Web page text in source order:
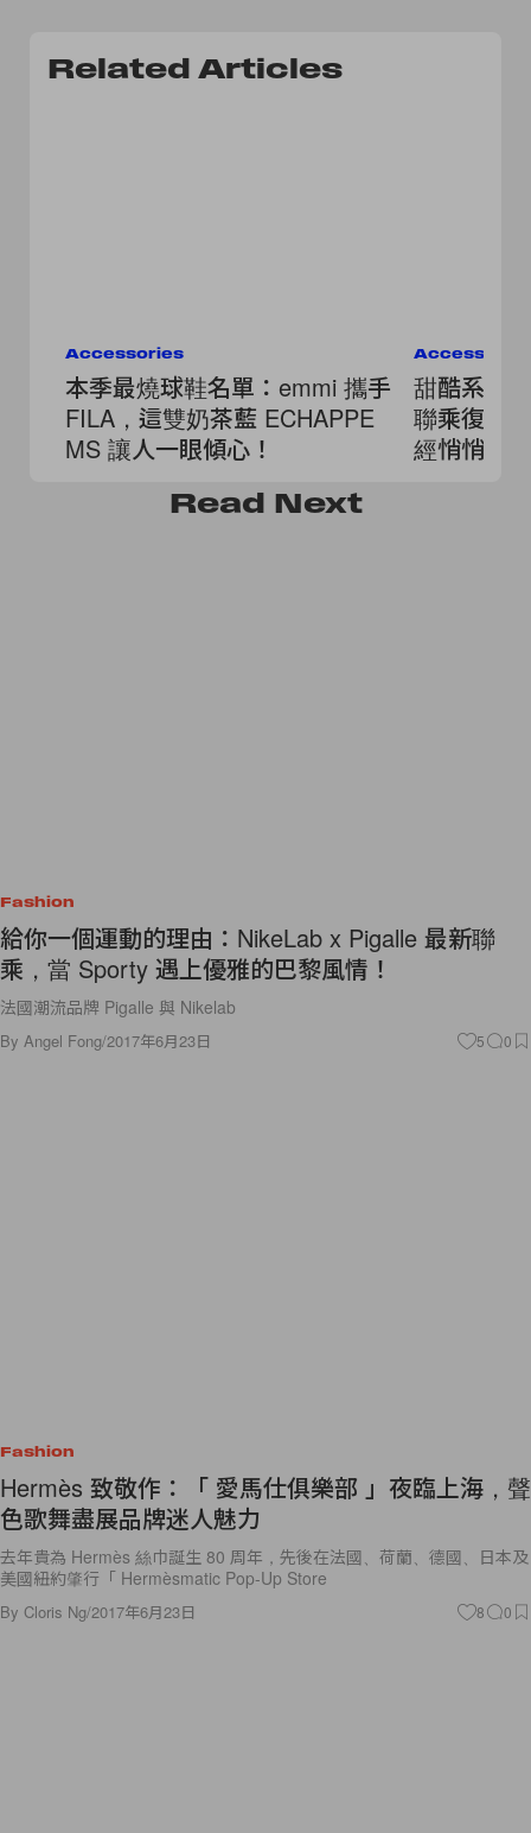
Related Articles
Accessories
本季最燒球鞋名單：emmi 攜手
FILA，這雙奶茶藍 ECHAPPE
MS 讓人一眼傾心！
甜酷系女
聯乘復古
經悄悄鎖
Read Next
Fashion
給你一個運動的理由：NikeLab x Pigalle 最新聯
乘，當 Sporty 遇上優雅的巴黎風情！
法國潮流品牌 Pigalle 與 Nikelab
By Angel Fong/2017年6月23日 5 0
Fashion
Hermès 致敬作：「 愛馬仕俱樂部 」夜臨上海，聲
色歌舞盡展品牌迷人魅力
去年貴為 Hermès 絲巾誕生 80 周年，先後在法國、荷蘭、德國、日本及
美國紐約肇行「 Hermèsmatic Pop-Up Store
By Cloris Ng/2017年6月23日 8 0